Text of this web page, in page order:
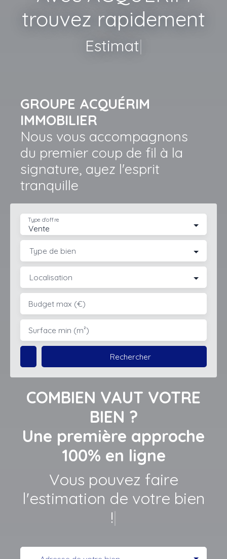
Avec ACQUERIM
trouvez rapidement
GROUPE ACQUÉRIM
IMMOBILIER
Nous vous accompagnons
du premier coup de fil à la
signature, ayez l'esprit
tranquille
Vente
Type d'offre
Type de bien
Localisation
Budget max (€)
Surface min (m²)
Rechercher
COMBIEN VAUT VOTRE
BIEN ?
Une première approche
100% en ligne
Lais|